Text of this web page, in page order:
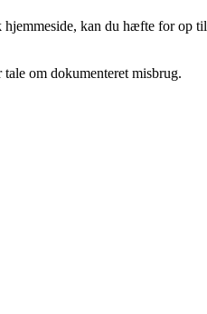
kan du hæfte for op
om dokumenteret misbrug.